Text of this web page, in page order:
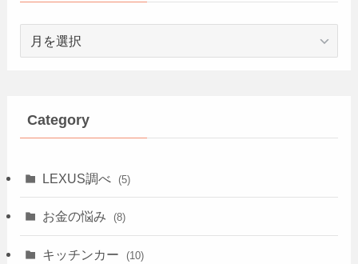
Archive
Category
LEXUS調べ (5)
お金の悩み (8)
キッチンカー (10)